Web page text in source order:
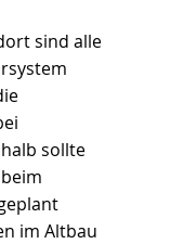
sind alle
sollte
im Altbau